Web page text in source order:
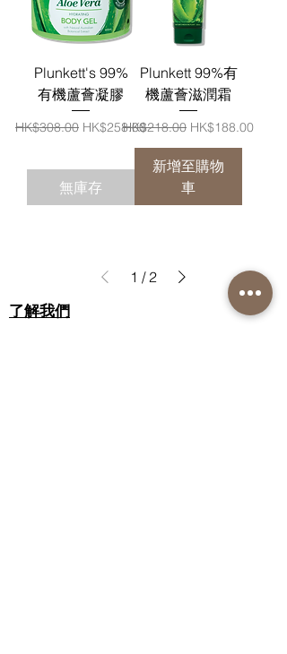
Plunkett's 99%
有機蘆薈凝膠
一般價格
HK$308.00 促銷價格
HK$258.00
無庫存
Plunkett 99%有
機蘆薈滋潤霜
一般價格
HK$218.00 促銷價格
HK$188.00
新增至購物
車
1 / 2
了解我們